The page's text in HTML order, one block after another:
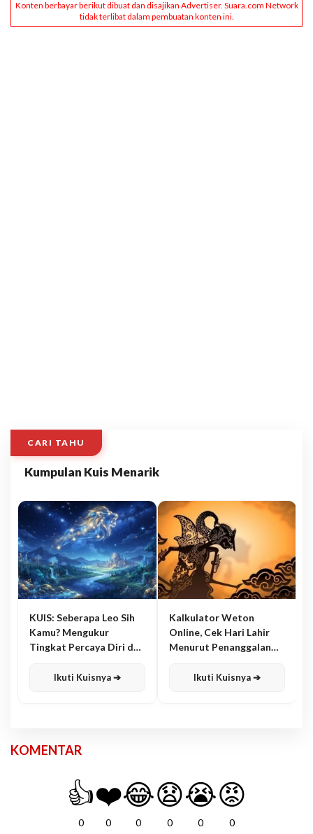
CARI TAHU
Kumpulan Kuis Menarik
KUIS: Seberapa Leo Sih
Kamu? Mengukur
Tingkat Percaya Diri dan
Ikuti Kuisnya ➔
Kalkulator Weton
Online, Cek Hari Lahir
Menurut Penanggalan
Ikuti Kuisnya ➔
KOMENTAR
👍
0
❤️
0
😂
0
😧
0
😭
0
😡
0